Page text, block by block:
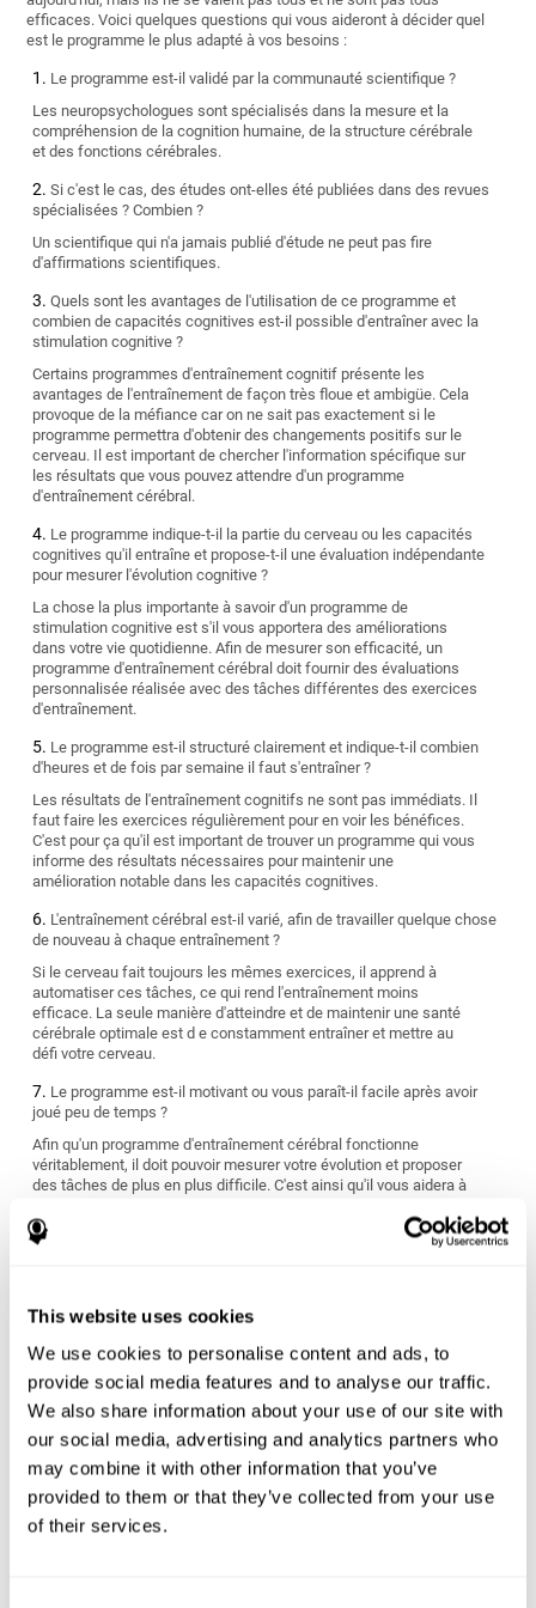
This website uses cookies
We use cookies to personalise content and ads, to
provide social media features and to analyse our traffic.
We also share information about your use of our site with
our social media, advertising and analytics partners who
may combine it with other information that you’ve
provided to them or that they’ve collected from your use
of their services.
efficaces. Voici quelques questions qui vous aideront à décider quel
est le programme le plus adapté à vos besoins :
Le programme est-il validé par la communauté scientifique ?
Les neuropsychologues sont spécialisés dans la mesure et la
compréhension de la cognition humaine, de la structure cérébrale
et des fonctions cérébrales.
Si c'est le cas, des études ont-elles été publiées dans des revues
spécialisées ? Combien ?
Un scientifique qui n'a jamais publié d'étude ne peut pas fire
d'affirmations scientifiques.
Quels sont les avantages de l'utilisation de ce programme et
combien de capacités cognitives est-il possible d'entraîner avec la
stimulation cognitive ?
Certains programmes d'entraînement cognitif présente les
avantages de l'entraînement de façon très floue et ambigüe. Cela
provoque de la méfiance car on ne sait pas exactement si le
programme permettra d'obtenir des changements positifs sur le
cerveau. Il est important de chercher l'information spécifique sur
les résultats que vous pouvez attendre d'un programme
d'entraînement cérébral.
Le programme indique-t-il la partie du cerveau ou les capacités
cognitives qu'il entraîne et propose-t-il une évaluation indépendante
pour mesurer l'évolution cognitive ?
La chose la plus importante à savoir d'un programme de
stimulation cognitive est s'il vous apportera des améliorations
dans votre vie quotidienne. Afin de mesurer son efficacité, un
programme d'entraînement cérébral doit fournir des évaluations
personnalisée réalisée avec des tâches différentes des exercices
d'entraînement.
Le programme est-il structuré clairement et indique-t-il combien
d'heures et de fois par semaine il faut s'entraîner ?
Les résultats de l'entraînement cognitifs ne sont pas immédiats. Il
faut faire les exercices régulièrement pour en voir les bénéfices.
C'est pour ça qu'il est important de trouver un programme qui vous
informe des résultats nécessaires pour maintenir une
amélioration notable dans les capacités cognitives.
L'entraînement cérébral est-il varié, afin de travailler quelque chose
de nouveau à chaque entraînement ?
Si le cerveau fait toujours les mêmes exercices, il apprend à
automatiser ces tâches, ce qui rend l'entraînement moins
efficace. La seule manière d'atteindre et de maintenir une santé
cérébrale optimale est d e constamment entraîner et mettre au
défi votre cerveau.
Le programme est-il motivant ou vous paraît-il facile après avoir
joué peu de temps ?
Afin qu'un programme d'entraînement cérébral fonctionne
véritablement, il doit pouvoir mesurer votre évolution et proposer
des tâches de plus en plus difficile. C'est ainsi qu'il vous aidera à
de stimulation cognitive qui puisse mesurer vos capacités
vos caractéristiques et nécessités personnelles.
Certains programmes d'entraînement cérébral ont des résultats à
court terme qui sont difficiles à maintenir dans le temps et
peuvent être finalement n'être que peu utiles. Vous devez choisir
un programme qui vous évalue dès le début et qui s'ajuste aux
nécessités d'apprentissage individuelles de chaque personne.